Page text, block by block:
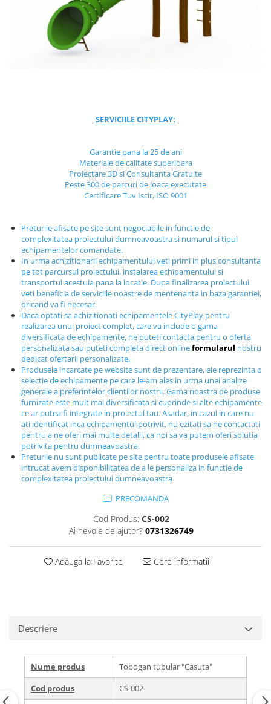
Jocuri cu nisip
Echipamente de catarat
Trasee echilibristica
Fotbal si Handbal
Street Workout
Terenuri Multisport
Trasee Ninja
Echipamente fitness
Mese de jocuri
MOBILIER URBAN
Garduri/Imprejmuiri
Cosuri de gunoi
Panouri pentru informare/Marcaje
Foisoare si pergole
Rastel Biciclete
Banci
SERVICIILE CITYPLAY:
Garantie pana la 25 de ani
Materiale de calitate superioara
Proiectare 3D si Consultanta Gratuite
Peste 300 de parcuri de joaca executate
Certificare Tuv Iscir, ISO 9001
Preturile afisate pe site sunt negociabile in functie de
complexitatea proiectului dumneavoastra si numarul si tipul
echipamentelor comandate.
In urma achizitionarii echipamentului veti primi in plus consultanta
pe tot parcursul proiectului, instalarea echipamentului si
transportul acestuia pana la locatie. Dupa finalizarea proiectului
veti beneficia de serviciile noastre de mentenanta in baza garantiei,
oricand va fi necesar.
Daca optati sa achizitionati echipamentele CityPlay pentru
realizarea unui proiect complet, care va include o gama
diversificata de echipamente, ne puteti contacta pentru o oferta
personalizata sau puteti completa direct onlineformularul nostru
dedicat ofertarii personalizate.
Produsele incarcate pe website sunt de prezentare, ele reprezinta o
selectie de echipamente pe care le-am ales in urma unei analize
generale a preferintelor clientilor nostrii. Gama noastra de produse
furnizate este mult mai diversificata si cuprinde si alte echipamente
ce ar putea fi integrate in proiectul tau. Asadar, in cazul in care nu
ati identificat inca echipamentul potrivit, nu ezitati sa ne contactati
pentru a ne oferi mai multe detalii, ca noi sa va putem oferi solutia
potrivita pentru dumneavoastra.
Preturile nu sunt publicate pe site pentru toate produsele afisate
intrucat avem disponibilitatea de a le personaliza in functie de
complexitatea proiectului dumneavoastra.
PRECOMANDA
Cod Produs: CS-002
Ai nevoie de ajutor? 0731326749
Adauga la Favorite Cere informatii
Descriere
Nume produs
Tobogan tubular "Casuta"
Cod produs
CS-002